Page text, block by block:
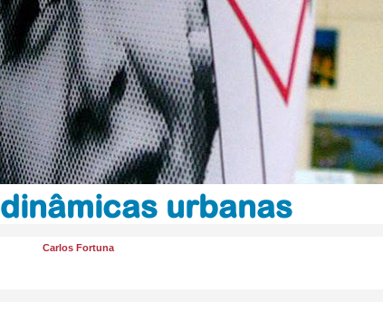
dinâmicas urbanas
Carlos Fortuna